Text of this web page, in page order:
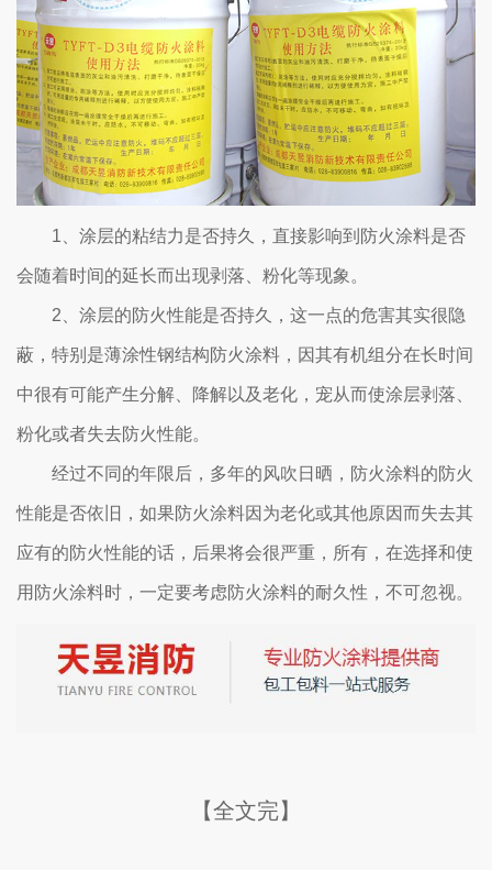
1、涂层的粘结力是否持久，直接影响到防火涂料是否
会随着时间的延长而出现剥落、粉化等现象。
2、涂层的防火性能是否持久，这一点的危害其实很隐
蔽，特别是薄涂性钢结构防火涂料，因其有机组分在长时间
中很有可能产生分解、降解以及老化，宠从而使涂层剥落、
粉化或者失去防火性能。
经过不同的年限后，多年的风吹日晒，防火涂料的防火
性能是否依旧，如果防火涂料因为老化或其他原因而失去其
应有的防火性能的话，后果将会很严重，所有，在选择和使
用防火涂料时，一定要考虑防火涂料的耐久性，不可忽视。
【全文完】